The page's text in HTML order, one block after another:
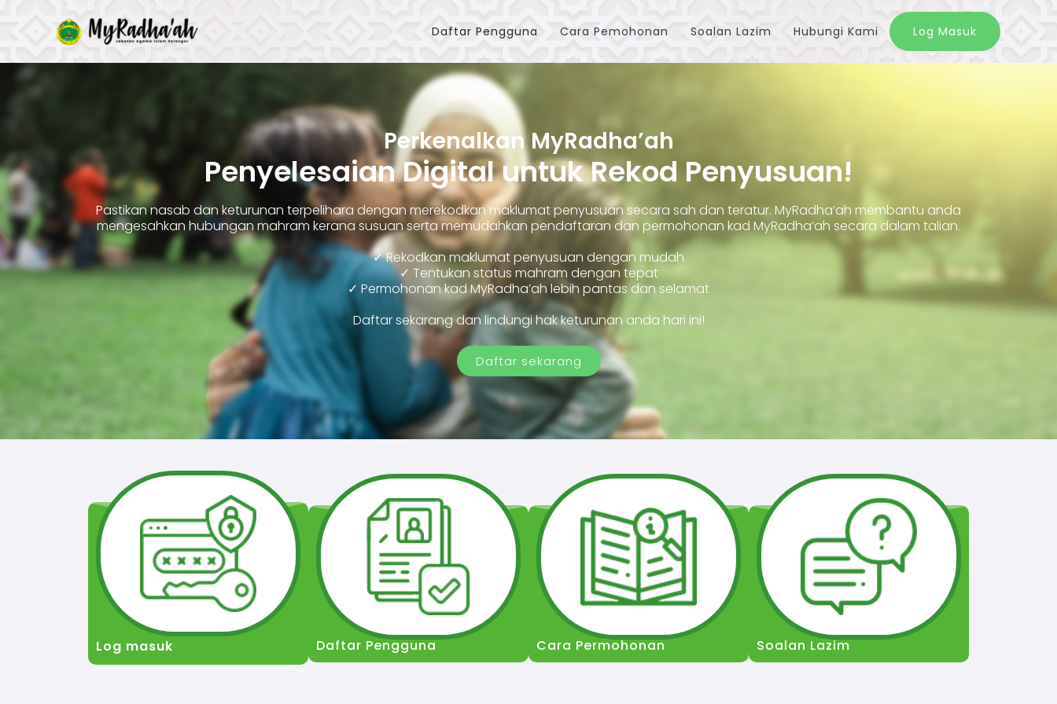
Skip
to
content
Daftar Pengguna Cara Pemohonan Soalan Lazim Hubungi Kami Log Masuk
Perkenalkan MyRadha’ah
Penyelesaian Digital untuk Rekod Penyusuan!
Pastikan nasab dan keturunan terpelihara dengan merekodkan maklumat penyusuan secara sah dan teratur. MyRadha’ah membantu anda
mengesahkan hubungan mahram kerana susuan serta memudahkan pendaftaran dan permohonan kad MyRadha’ah secara dalam talian.
✓ Rekodkan maklumat penyusuan dengan mudah
✓ Tentukan status mahram dengan tepat
✓ Permohonan kad MyRadha’ah lebih pantas dan selamat
Daftar sekarang dan lindungi hak keturunan anda hari ini!
Daftar sekarang
Log masuk Daftar Pengguna Cara Permohonan Soalan Lazim